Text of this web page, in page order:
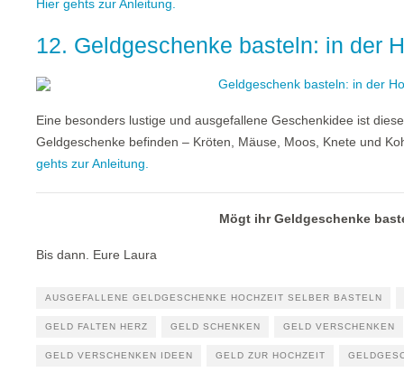
Hier gehts zur Anleitung.
12. Geldgeschenke basteln: in der
Eine besonders lustige und ausgefallene Geschenkidee ist
Geldgeschenke befinden – Kröten, Mäuse, Moos, Knete und
gehts zur Anleitung.
Mögt ihr Geldgeschenke
Bis dann. Eure Laura
AUSGEFALLENE GELDGESCHENKE HOCHZEIT SELBER BASTELN
GELD FALTEN HERZ GELD SCHENKEN GELD VERSCHENKEN
GELD VERSCHENKEN IDEEN GELD ZUR HOCHZEIT